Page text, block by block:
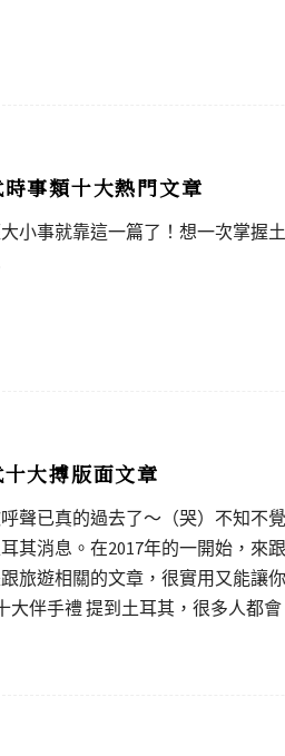
事類十大熱門文章
小事就靠這一篇了！想一次掌握
大搏版面文章
聲已真的過去了～（哭）不知不
其消息。在2017年的一開始，來
跟旅遊相關的文章，很實用又
大伴手禮 提到土耳其，很多人都